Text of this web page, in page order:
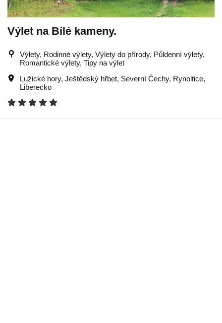
Výlet na Bílé kameny.
Výlety, Rodinné výlety, Výlety do přírody, Půldenní výlety,
Romantické výlety, Tipy na výlet
Lužické hory, Ještědský hřbet, Severní Čechy, Rynoltice,
Liberecko